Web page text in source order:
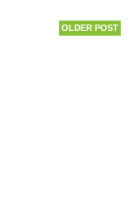
OLDER POST